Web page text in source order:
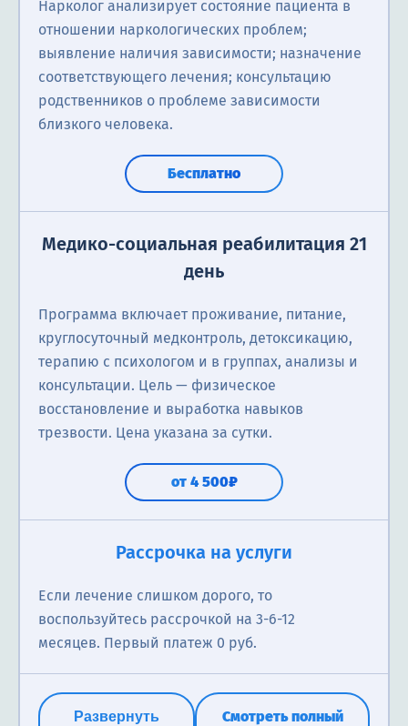
Нарколог анализирует состояние пациента в
отношении наркологических проблем;
выявление наличия зависимости; назначение
соответствующего лечения; консультацию
родственников о проблеме зависимости
близкого человека.
Бесплатно
Медико-социальная реабилитация 21
день
Программа включает проживание, питание,
круглосуточный медконтроль, детоксикацию,
терапию с психологом и в группах, анализы и
консультации. Цель — физическое
восстановление и выработка навыков
трезвости. Цена указана за сутки.
от 4 500₽
Рассрочка на услуги
Если лечение слишком дорого, то
воспользуйтесь рассрочкой на 3-6-12
месяцев. Первый платеж 0 руб.
Развернуть
Смотреть полный